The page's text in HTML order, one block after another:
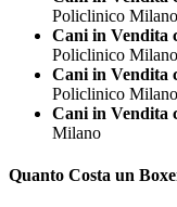
Policlinico Milano
Cani in Vendita
Policlinico Milano
Cani in Vendita
Policlinico Milano
Cani in Vendita
Milano
Quanto Costa un